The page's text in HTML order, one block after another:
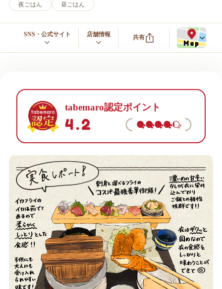
夜ごはん 昼ごはん
SNS・公式サイト 店舗情報 共有
Map
tabemaro認定ポイント
4.2